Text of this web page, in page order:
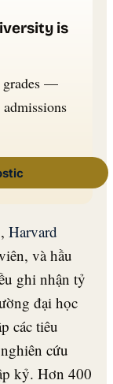
is
grades —
Harvard
và hầu
ghi nhận tỷ
đại học
các tiêu
cứu
kỷ. Hơn 400